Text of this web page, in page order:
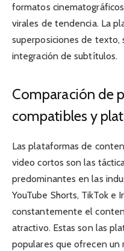
formatos
virales de tendencia. La
superposiciones de texto,
integración de subtítulos.
Comparación de
compatibles y
Las plataformas de
video cortos son las
predominantes en las
YouTube Shorts, TikTok e
constantemente el
atractivo. Estas son las
populares que ofrecen